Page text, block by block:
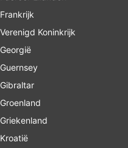
Frankrijk
Verenigd Koninkrijk
Georgië
Guernsey
Gibraltar
Groenland
Griekenland
Kroatië